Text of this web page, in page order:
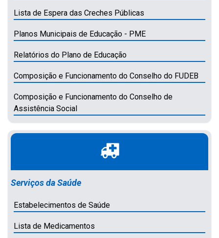
Lista de Espera das Creches Públicas
Planos Municipais de Educação - PME
Relatórios do Plano de Educação
Composição e Funcionamento do Conselho do FUDEB
Composição e Funcionamento do Conselho de
Assistência Social
Serviços da Saúde
Estabelecimentos de Saúde
Lista de Medicamentos